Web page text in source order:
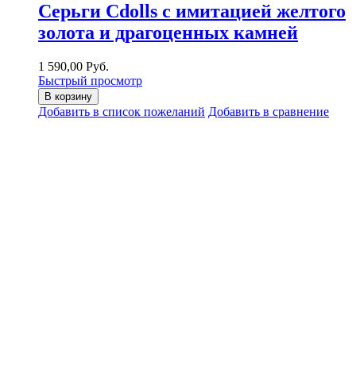
Серьги Cdolls с имитацией желтого
золота и драгоценных камней
1 590,00 Руб.
Быстрый просмотр
В корзину
Добавить в список пожеланий Добавить в сравнение